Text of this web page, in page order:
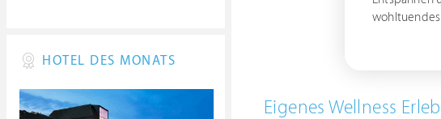
Eigenes Wellness
HOTEL DES MONATS